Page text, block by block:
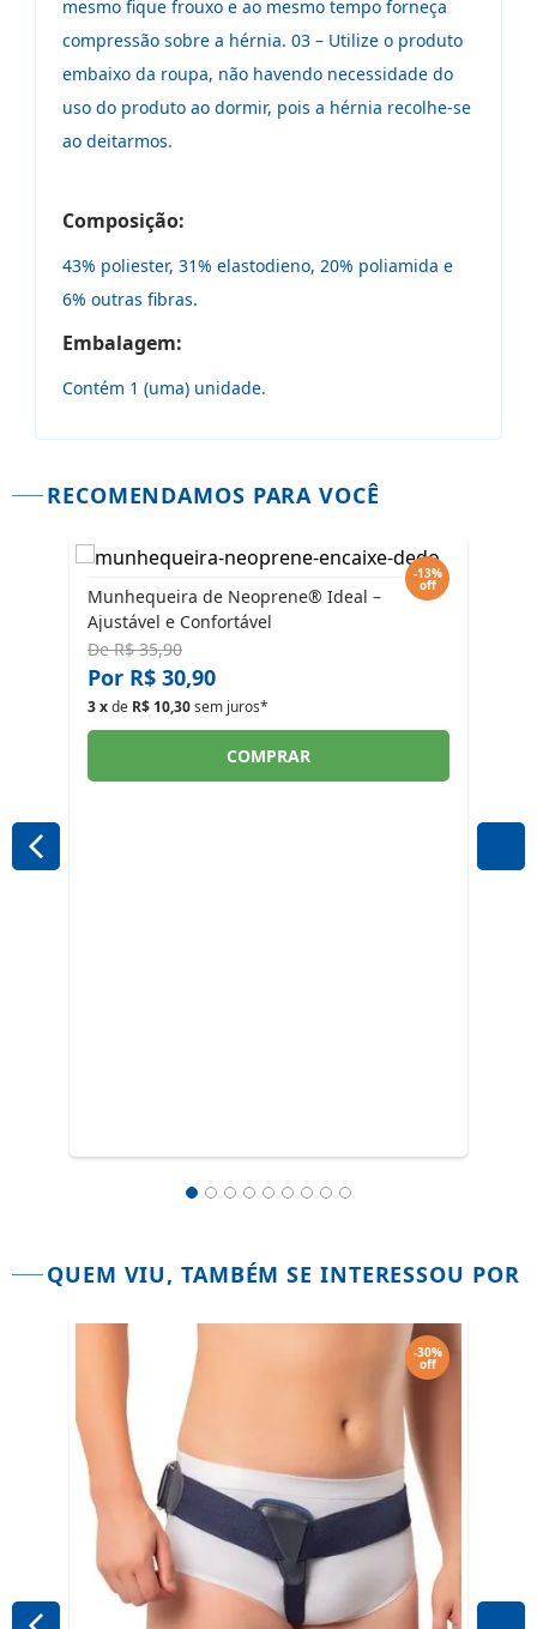
mesmo fique frouxo e ao mesmo tempo forneça
compressão sobre a hérnia. 03 – Utilize o produto
embaixo da roupa, não havendo necessidade do
uso do produto ao dormir, pois a hérnia recolhe-se
ao deitarmos.
Composição:
43% poliester, 31% elastodieno, 20% poliamida e
6% outras fibras.
Embalagem:
Contém 1 (uma) unidade.
RECOMENDAMOS PARA VOCÊ
-13%
off
Munhequeira de Neoprene® Ideal –
Ajustável e Confortável
DeR$ 35,90
Por R$ 30,90
3 xde R$ 10,30sem juros*
COMPRAR
QUEM VIU, TAMBÉM SE INTERESSOU POR
-30%
off